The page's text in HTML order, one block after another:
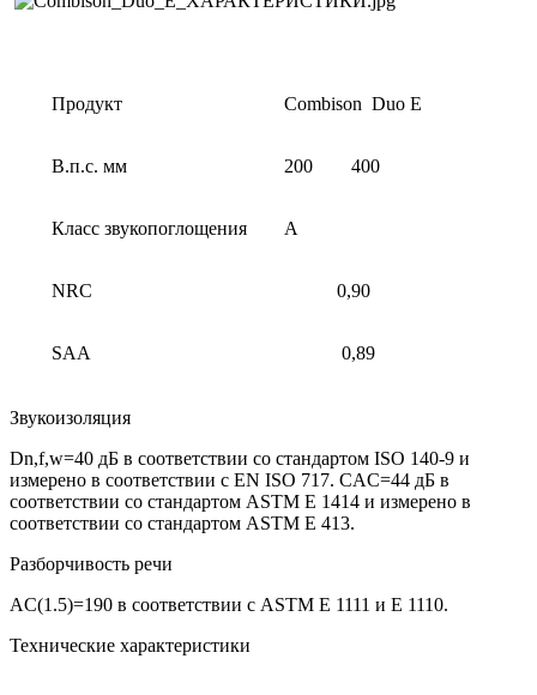
Продукт Combison Duo E
В.п.с. мм 200 400
Класс звукопоглощения A
NRC 0,90
SAA 0,89
Звукоизоляция
Dn,f,w=40 дБ в соответствии со стандартом ISO 140-9 и
измерено в соответствии с EN ISO 717. CAC=44 дБ в
соответствии со стандартом ASTM E 1414 и измерено в
соответствии со стандартом ASTM E 413.
Разборчивость речи
AC(1.5)=190 в соответствии с ASTM E 1111 и E 1110.
Технические характеристики